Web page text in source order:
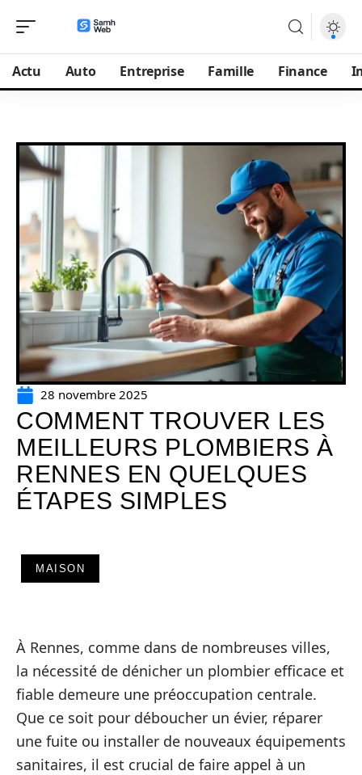
Actu Auto Entreprise Famille Finance
28 novembre 2025
COMMENT TROUVER LES
MEILLEURS PLOMBIERS À
RENNES EN QUELQUES
ÉTAPES SIMPLES
MAISON
À Rennes, comme dans de nombreuses villes,
la nécessité de dénicher un plombier efficace et
fiable demeure une préoccupation centrale.
Que ce soit pour déboucher un évier, réparer
une fuite ou installer de nouveaux équipements
sanitaires, il est crucial de faire appel à un